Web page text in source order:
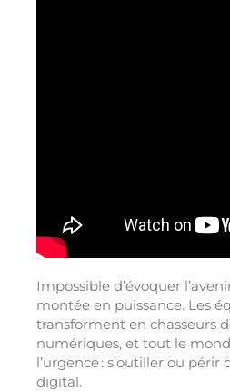
Impossible d’évoquer
montée en puissance. Les
transforment en chasseurs
numériques, et tout le
l’urgence : s’outiller ou
digital.